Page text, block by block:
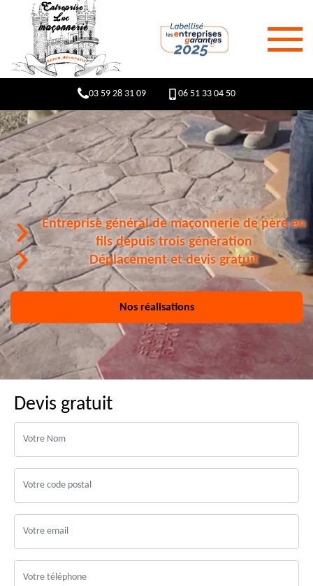
03 59 28 31 09 06 51 33 04 50
Entreprise général de maçonnerie de père en
fils depuis trois génération
Déplacement et devis gratuit
Nos réalisations
Devis gratuit